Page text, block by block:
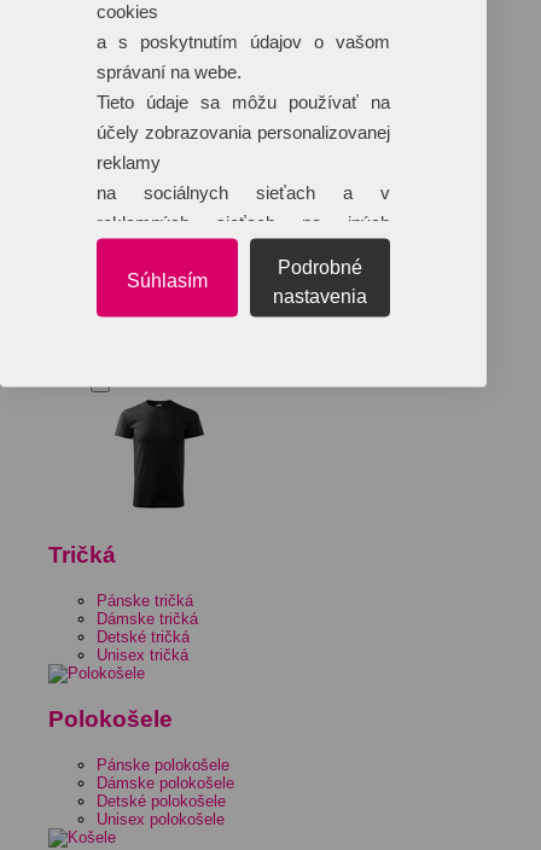
Tričká
Pánske tričká
Dámske tričká
Detské tričká
Unisex tričká
Polokošele
Pánske polokošele
Dámske polokošele
Detské polokošele
Unisex polokošele
cookies
a s poskytnutím údajov o vašom
správaní na webe.
Tieto údaje sa môžu používať na
účely zobrazovania personalizovanej
reklamy
na sociálnych sieťach a v
reklamných sieťach na iných
Súhlasím
Podrobné
nastavenia